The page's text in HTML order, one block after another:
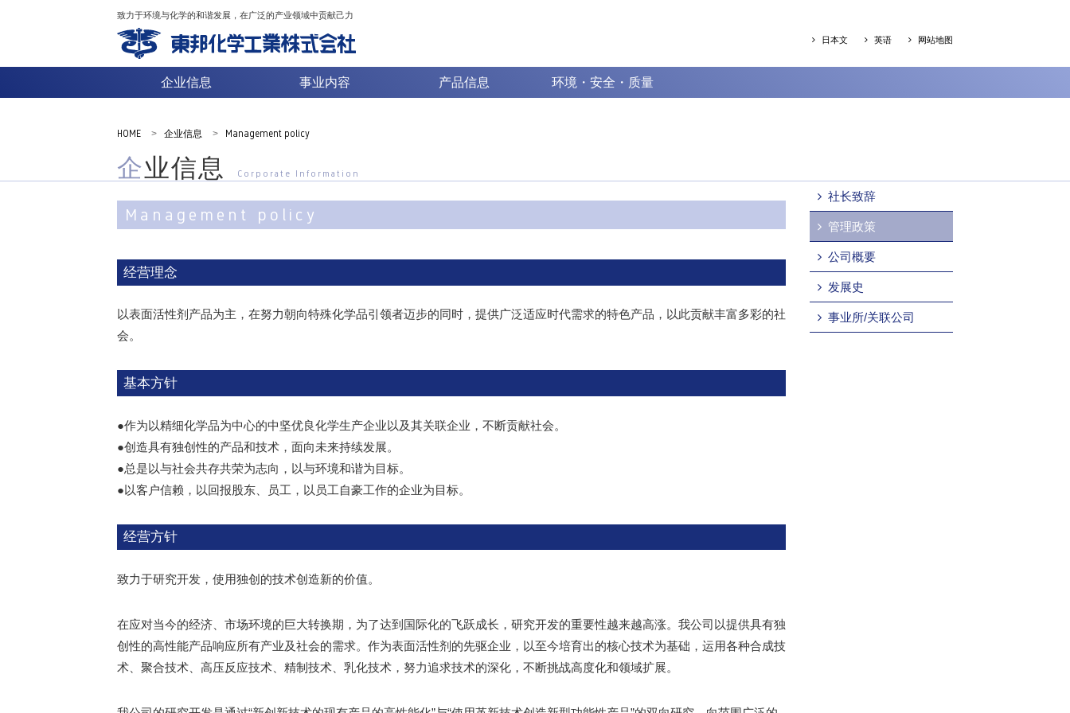
致力于环境与化学的和谐发展，在广泛的产业领域中贡献己力
日本文 英语 网站地图
企业信息 事业内容 产品信息 环境・安全・质量
HOME > 企业信息 > Management policy
企业信息 Corporate Information
Management policy
经营理念
以表面活性剂产品为主，在努力朝向特殊化学品引领者迈步的同时，提供广泛适应时代需求的特色产品，以此贡献丰富多彩的社
会。
基本方针
●作为以精细化学品为中心的中坚优良化学生产企业以及其关联企业，不断贡献社会。
●创造具有独创性的产品和技术，面向未来持续发展。
●总是以与社会共存共荣为志向，以与环境和谐为目标。
●以客户信赖，以回报股东、员工，以员工自豪工作的企业为目标。
经营方针
致力于研究开发，使用独创的技术创造新的价值。
在应对当今的经济、市场环境的巨大转换期，为了达到国际化的飞跃成长，研究开发的重要性越来越高涨。我公司以提供具有独
创性的高性能产品响应所有产业及社会的需求。作为表面活性剂的先驱企业，以至今培育出的核心技术为基础，运用各种合成技
术、聚合技术、高压反应技术、精制技术、乳化技术，努力追求技术的深化，不断挑战高度化和领域扩展。
社长致辞
管理政策
公司概要
发展史
事业所/关联公司